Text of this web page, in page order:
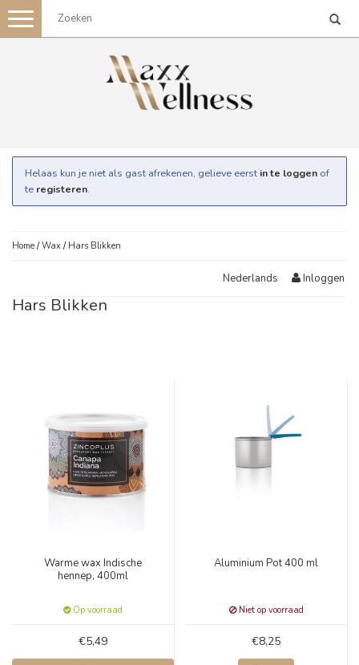
Toggle
navigation
Helaas kun je niet als gast afrekenen, gelieve eerst in te loggen of
te registeren.
Home /Wax / Hars Blikken
Nederlands Inloggen
Hars Blikken
Warme wax Indische
hennep, 400ml
Op voorraad
€5,49
Aluminium Pot 400 ml
Niet op voorraad
€8,25